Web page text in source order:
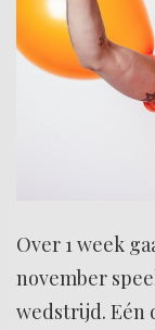
Over 1 week
november
wedstrijd. Eén